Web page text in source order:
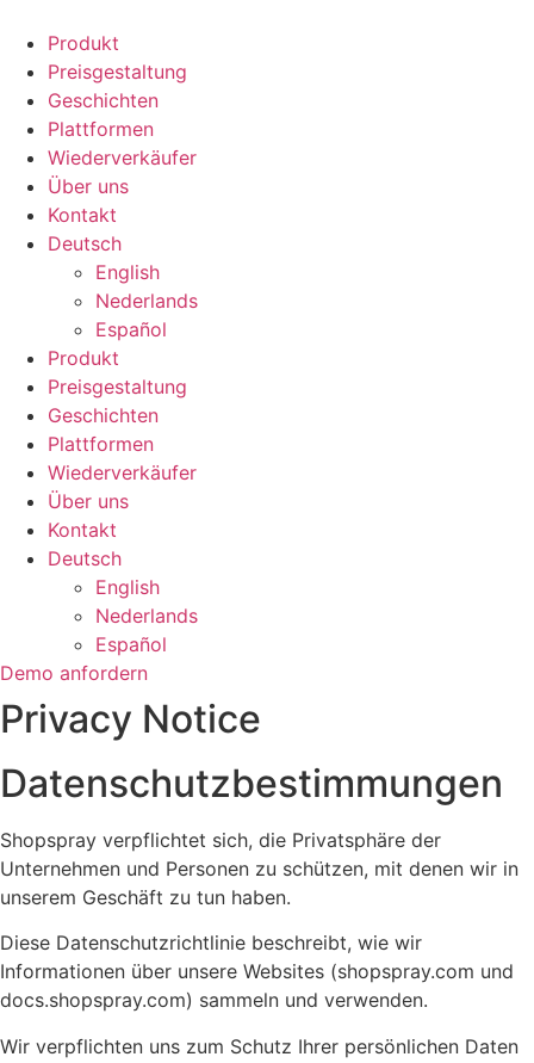
Inhalt
springen
Produkt
Preisgestaltung
Geschichten
Plattformen
Wiederverkäufer
Über uns
Kontakt
Deutsch
English
Nederlands
Español
Produkt
Preisgestaltung
Geschichten
Plattformen
Wiederverkäufer
Über uns
Kontakt
Deutsch
English
Nederlands
Español
Demo anfordern
Privacy Notice
Datenschutzbestimmungen
Shopspray verpflichtet sich, die Privatsphäre der
Unternehmen und Personen zu schützen, mit denen wir in
unserem Geschäft zu tun haben.
Diese Datenschutzrichtlinie beschreibt, wie wir
Informationen über unsere Websites (shopspray.com und
docs.shopspray.com) sammeln und verwenden.
Wir verpflichten uns zum Schutz Ihrer persönlichen Daten